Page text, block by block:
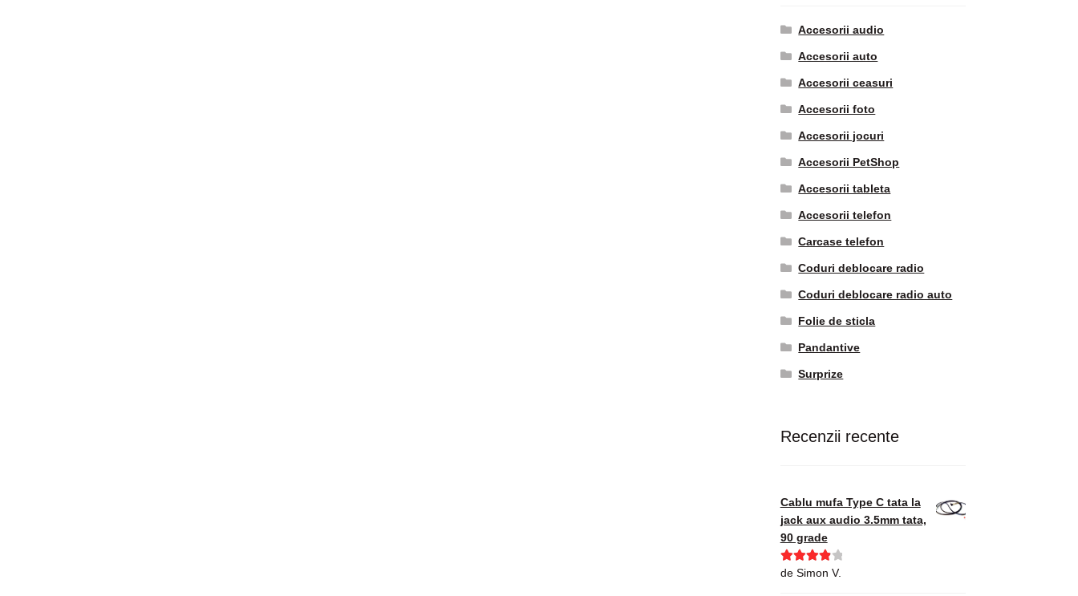
Accesorii audio
Accesorii auto
Accesorii ceasuri
Accesorii foto
Accesorii jocuri
Accesorii PetShop
Accesorii tableta
Accesorii telefon
Carcase telefon
Coduri deblocare radio
Coduri deblocare radio auto
Folie de sticla
Pandantive
Surprize
Recenzii recente
Cablu mufa Type C tata la
jack aux audio 3.5mm tata,
90 grade
Evaluat la
de Simon V.